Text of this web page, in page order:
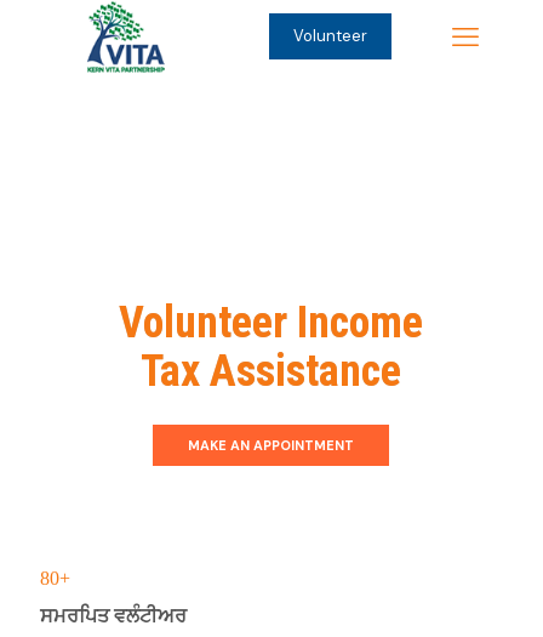
Volunteer
Volunteer Income
Tax Assistance
MAKE AN APPOINTMENT
80+
ਸਮਰਪਿਤ ਵਲੰਟੀਅਰ